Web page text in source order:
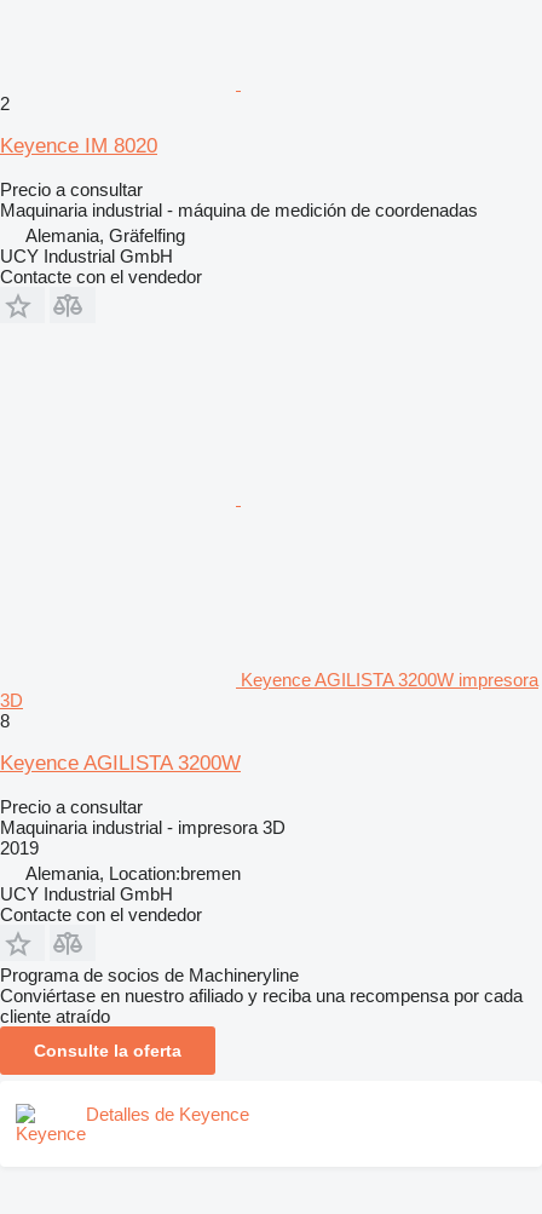
2
Keyence IM 8020
Precio a consultar
Maquinaria industrial - máquina de medición de coordenadas
Alemania, Gräfelfing
UCY Industrial GmbH
Contacte con el vendedor
Keyence AGILISTA 3200W impresora
3D
8
Keyence AGILISTA 3200W
Precio a consultar
Maquinaria industrial - impresora 3D
2019
Alemania, Location:bremen
UCY Industrial GmbH
Contacte con el vendedor
Programa de socios de Machineryline
Conviértase en nuestro afiliado y reciba una recompensa por cada
cliente atraído
Consulte la oferta
Detalles de Keyence